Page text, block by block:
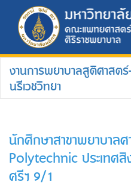
งานการพยาบาลสูติศาสต
นรีเวชวิทยา
นักศึกษาสาขาพยาบาล
Polytechnic ประเทศ
ศรีฯ 9/1